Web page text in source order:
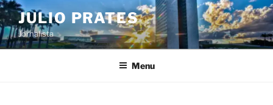
Pular
para
o
conteúdo
JULIO PRATES
Jornalista
Menu